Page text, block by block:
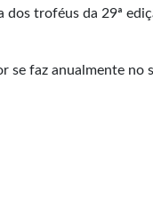
troféus da 29ª
se faz anualmente no